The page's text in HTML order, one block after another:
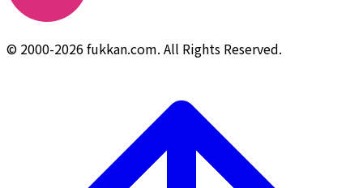
© 2000-2026 fukkan.com. All Rights Reserved.